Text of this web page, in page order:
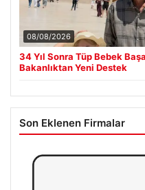
08/08/2026
34 Yıl Sonra Tüp Bebek
Bakanlıktan Yeni Destek
Son Eklenen Firmalar